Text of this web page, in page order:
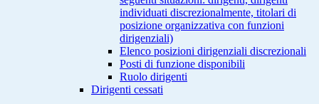
individuati discrezionalmente, titolari di
posizione organizzativa con funzioni
dirigenziali)
Elenco posizioni dirigenziali discrezionali
Posti di funzione disponibili
Ruolo dirigenti
Dirigenti cessati